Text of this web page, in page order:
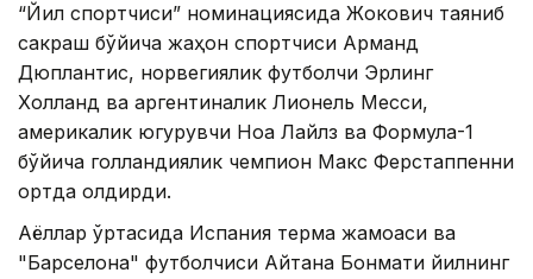
“Йил спортчиси” номинациясида Жокович таяниб
сакраш бўйича жаҳон спортчиси Арманд
Дюплантис, норвегиялик футболчи Эрлинг
Холланд ва аргентиналик Лионель Месси,
америкалик югурувчи Ноа Лайлз ва Формула-1
бўйича голландиялик чемпион Макс Ферстаппенни
ортда қолдирди.
Аёллар ўртасида Испания терма жамоаси ва
"Барселона" футболчиси Айтана Бонмати йилнинг